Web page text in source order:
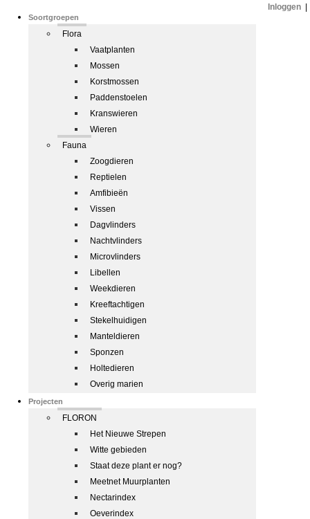
Soortgroepen
Flora
Vaatplanten
Mossen
Korstmossen
Paddenstoelen
Kranswieren
Wieren
Fauna
Zoogdieren
Reptielen
Amfibieën
Vissen
Dagvlinders
Nachtvlinders
Microvlinders
Libellen
Weekdieren
Kreeftachtigen
Stekelhuidigen
Manteldieren
Sponzen
Holtedieren
Overig marien
Projecten
FLORON
Het Nieuwe Strepen
Witte gebieden
Staat deze plant er nog?
Meetnet Muurplanten
Nectarindex
Oeverindex
Inloggen